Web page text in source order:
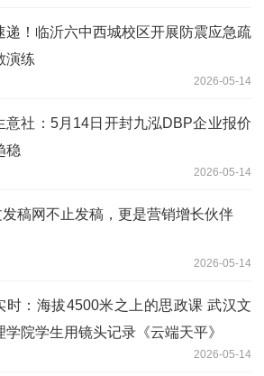
递！临沂六中西城校区开展防震应急疏
演练
2026-05-14
意社：5月14日开封九泓DBP企业报价
稳
2026-05-14
稿网不止发稿，更是营销增长伙伴
2026-05-14
时：海拔4500米之上的思政课 武汉文
学院学生用镜头记录《云端天平》
2026-05-14